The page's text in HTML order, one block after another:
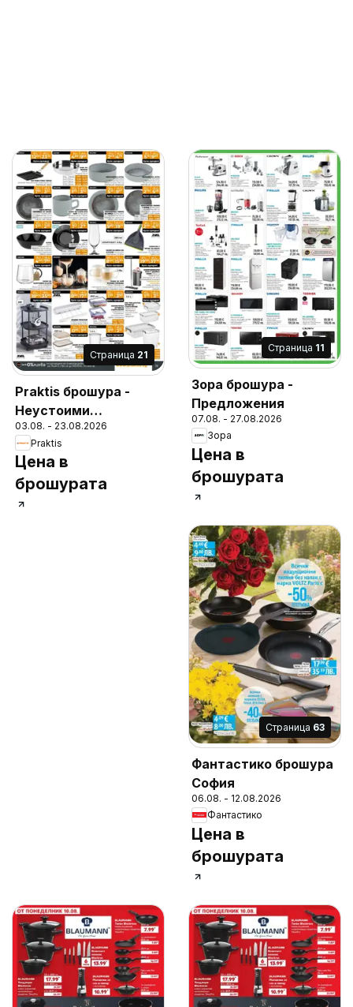
Cтраница 21
Praktis брошура -
Неустоими
предложения
03.08. - 23.08.2026
Praktis
Цена в
брошурата
Cтраница 11
Зора брошура -
Предложения
07.08. - 27.08.2026
Зора
Цена в
брошурата
Cтраница 63
Фантастико брошура
София
06.08. - 12.08.2026
Фантастико
Цена в
брошурата